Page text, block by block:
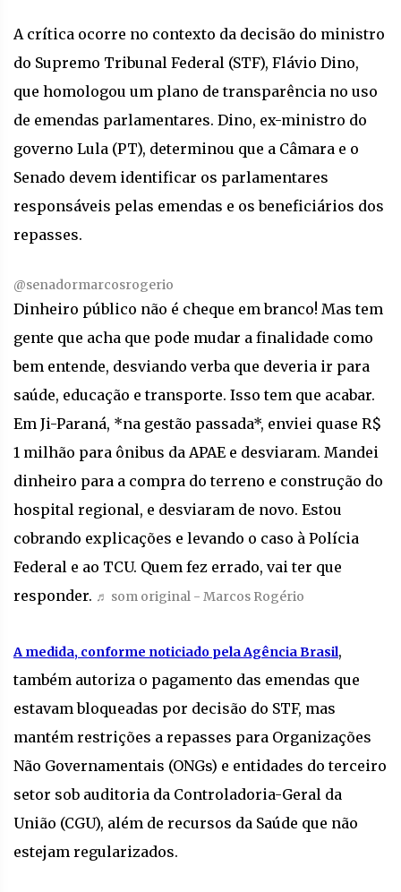
A crítica ocorre no contexto da decisão do ministro
do Supremo Tribunal Federal (STF), Flávio Dino,
que homologou um plano de transparência no uso
de emendas parlamentares. Dino, ex-ministro do
governo Lula (PT), determinou que a Câmara e o
Senado devem identificar os parlamentares
responsáveis pelas emendas e os beneficiários dos
repasses.
@senadormarcosrogerio
Dinheiro público não é cheque em branco! Mas tem
gente que acha que pode mudar a finalidade como
bem entende, desviando verba que deveria ir para
saúde, educação e transporte. Isso tem que acabar.
Em Ji-Paraná, *na gestão passada*, enviei quase R$
1 milhão para ônibus da APAE e desviaram. Mandei
dinheiro para a compra do terreno e construção do
hospital regional, e desviaram de novo. Estou
cobrando explicações e levando o caso à Polícia
Federal e ao TCU. Quem fez errado, vai ter que
responder. ♬ som original - Marcos Rogério
A medida, conforme noticiado pela Agência Brasil,
também autoriza o pagamento das emendas que
estavam bloqueadas por decisão do STF, mas
mantém restrições a repasses para Organizações
Não Governamentais (ONGs) e entidades do terceiro
setor sob auditoria da Controladoria-Geral da
União (CGU), além de recursos da Saúde que não
estejam regularizados.